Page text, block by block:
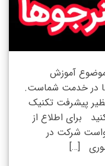
موضوع آموزش
در خدمت شماست.
پیشرفت تکنیک
برای اطلاع از
شرکت در
[…]